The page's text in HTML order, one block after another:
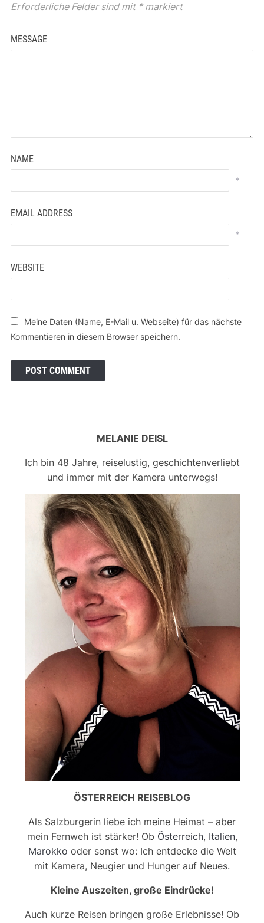
Erforderliche Felder sind mit *markiert
MESSAGE
NAME
*
EMAIL ADDRESS
*
WEBSITE
Meine Daten (Name, E-Mail u. Webseite) für das nächste
Kommentieren in diesem Browser speichern.
MELANIE DEISL
Ich bin 48 Jahre, reiselustig, geschichtenverliebt
und immer mit der Kamera unterwegs!
ÖSTERREICH REISEBLOG
Als Salzburgerin liebe ich meine Heimat – aber
mein Fernweh ist stärker! Ob Österreich, Italien,
Marokko oder sonst wo: Ich entdecke die Welt
mit Kamera, Neugier und Hunger auf Neues.
Kleine Auszeiten, große Eindrücke!
Auch kurze Reisen bringen große Erlebnisse! Ob